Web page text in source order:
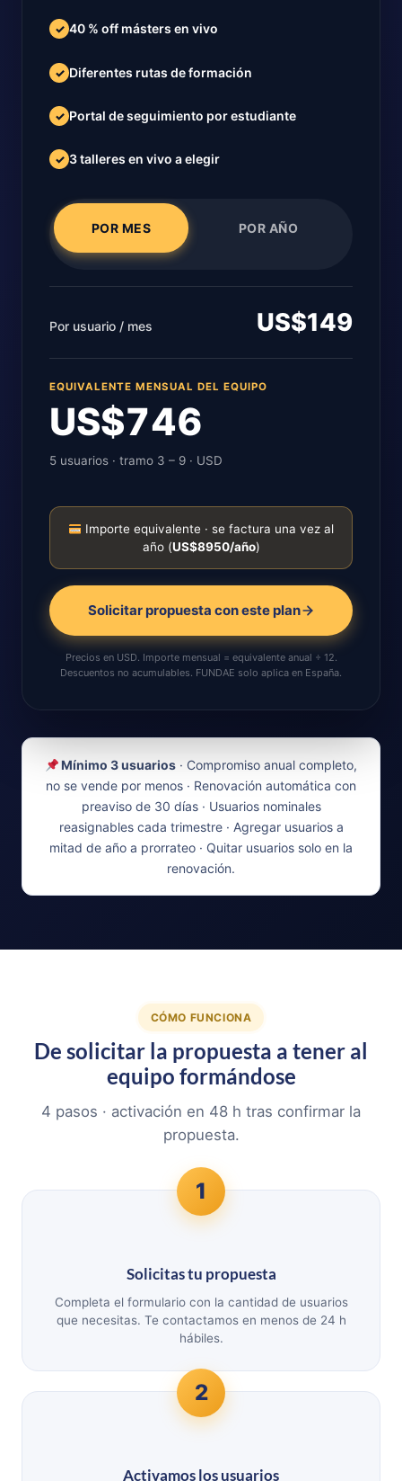
✓ 40 % off másters en vivo
✓ Diferentes rutas de formación
✓ Portal de seguimiento por estudiante
✓ 3 talleres en vivo a elegir
POR MES POR AÑO
Por usuario / mes US$149
EQUIVALENTE MENSUAL DEL EQUIPO
US$746
5 usuarios · tramo 3 – 9 · USD
Importe equivalente · se factura una vez al
año (US$8950/año)
Solicitar propuesta con este plan
Precios en USD. Importe mensual = equivalente anual ÷ 12.
Descuentos no acumulables. FUNDAE solo aplica en España.
Mínimo 3 usuarios · Compromiso anual completo,
no se vende por menos · Renovación automática con
preaviso de 30 días · Usuarios nominales
reasignables cada trimestre · Agregar usuarios a
mitad de año a prorrateo · Quitar usuarios solo en la
renovación.
CÓMO FUNCIONA
De solicitar la propuesta a tener al
equipo formándose
4 pasos · activación en 48 h tras confirmar la
propuesta.
1
Solicitas tu propuesta
Completa el formulario con la cantidad de usuarios
que necesitas. Te contactamos en menos de 24 h
hábiles.
2
Activamos los usuarios